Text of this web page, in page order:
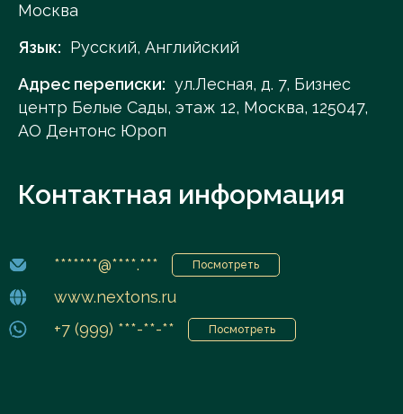
Москва
Язык: Русский, Английский
Адрес переписки: ул.Лесная, д. 7, Бизнес
центр Белые Сады, этаж 12, Москва, 125047,
АО Дентонс Юроп
Контактная информация
*******@****.*** Посмотреть
www.nextons.ru
+7 (999) ***-**-**
Посмотреть